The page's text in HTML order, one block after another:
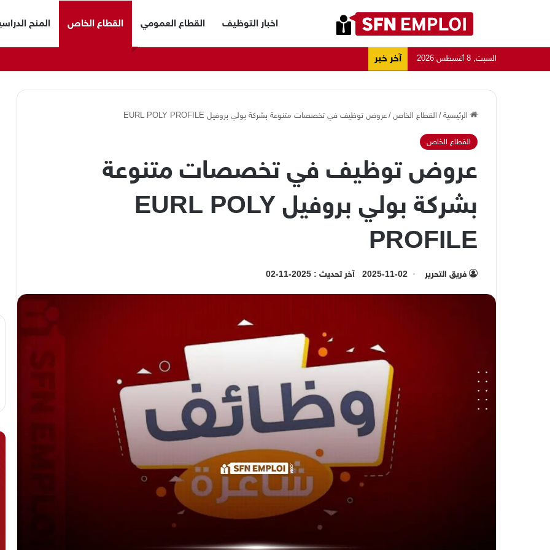
اخبار التوظيف القطاع العمومي القطاع الخاص المنح
السبت, 8 أغسطس 2026 آخر خبر
الرئيسية/ القطاع الخاص/عروض توظيف في تخصصات متنوعة بشركة بولي بروفيل EURL POLY PROFILE
القطاع الخاص
عروض توظيف في تخصصات متنوعة
بشركة بولي بروفيل EURL POLY
PROFILE
فريق التحرير 2025-11-02 آخر تحديث : 2025-11-02